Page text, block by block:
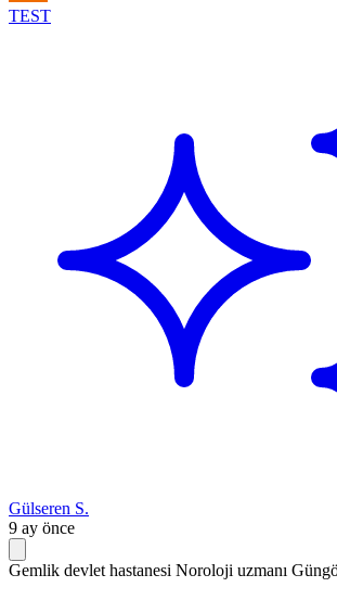
TEST
Gülseren S.
9 ay önce
Gemlik devlet hastanesi Noroloji uzmanı